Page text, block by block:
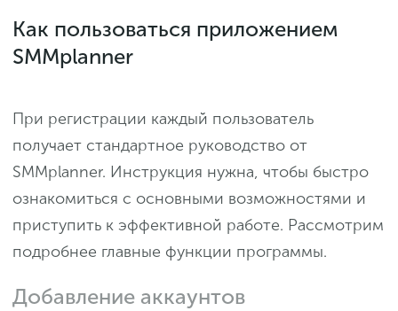
Как пользоваться приложением
SMMplanner
При регистрации каждый пользователь
получает стандартное руководство от
SMMplanner. Инструкция нужна, чтобы быстро
ознакомиться с основными возможностями и
приступить к эффективной работе. Рассмотрим
подробнее главные функции программы.
Добавление аккаунтов